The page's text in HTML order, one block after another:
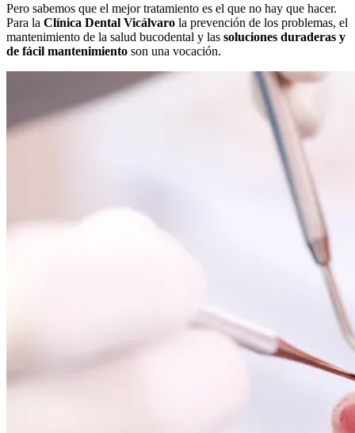
Pero sabemos que el mejor tratamiento es el que no hay que hacer.
Para la Clínica Dental Vicálvaro la prevención de los problemas, el
mantenimiento de la salud bucodental y las soluciones duraderas y
de fácil mantenimiento son una vocación.